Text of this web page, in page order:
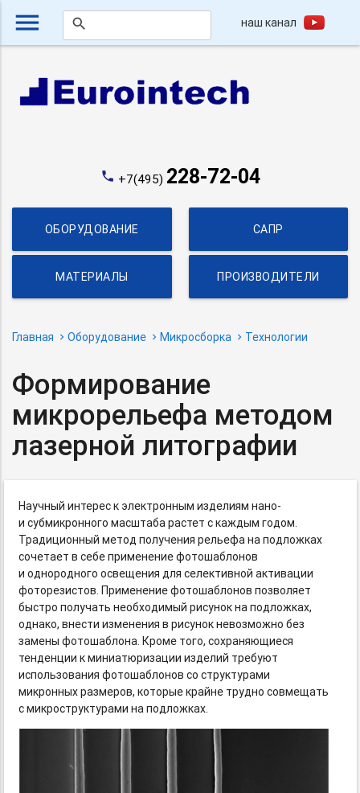
menu search наш канал
phone +7(495) 228-72-04
ОБОРУДОВАНИЕ САПР
МАТЕРИАЛЫ ПРОИЗВОДИТЕЛИ
Главная Оборудование Микросборка Технологии
Формирование
микрорельефа методом
лазерной литографии
Научный интерес к электронным изделиям нано-
и субмикронного масштаба растет с каждым годом.
Традиционный метод получения рельефа на подложках
сочетает в себе применение фотошаблонов
и однородного освещения для селективной активации
фоторезистов. Применение фотошаблонов позволяет
быстро получать необходимый рисунок на подложках,
однако, внести изменения в рисунок невозможно без
замены фотошаблона. Кроме того, сохраняющиеся
тенденции к миниатюризации изделий требуют
использования фотошаблонов со структурами
микронных размеров, которые крайне трудно совмещать
с микроструктурами на подложках.